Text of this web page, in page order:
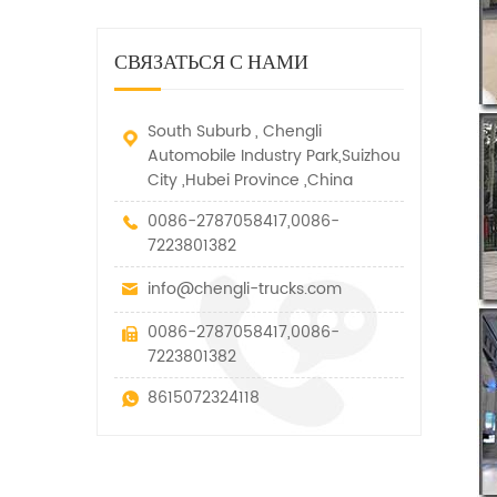
транспортные средства.
специальных транспортных
средств, которые допускаются
параметров этого вида
вытягивание и подъем тяги.
СВЯЗАТЬСЯ С НАМИ
South Suburb , Chengli
Automobile Industry Park,Suizhou
City ,Hubei Province ,China
0086-2787058417,0086-
7223801382
info@chengli-trucks.com
0086-2787058417,0086-
7223801382
8615072324118